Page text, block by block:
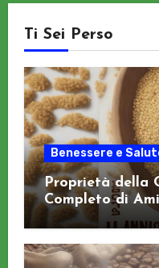
Ti Sei Perso
Benessere e
Proprietà della
Completo di